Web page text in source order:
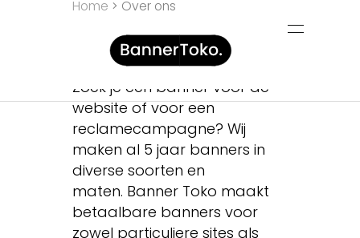
Home Over ons
Over Banner Toko
Zoek je een banner voor de
website of voor een
reclamecampagne? Wij
maken al 5 jaar banners in
diverse soorten en
maten. Banner Toko maakt
betaalbare banners voor
zowel particuliere sites als